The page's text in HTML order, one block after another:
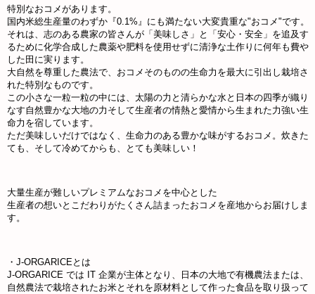
特別なおコメがあります。
国内米総生産量のわずか『0.1%』にも満たない大変貴重な"おコメ"です。
それは、志のある農家の皆さんが「美味しさ」と「安心・安全」を追及す
るために化学合成した農薬や肥料を使用せずに清浄な土作りに何年も費や
した田に実ります。
大自然を尊重した農法で、おコメそのものの生命力を最大に引出し栽培さ
れた特別なものです。
この小さな一粒一粒の中には、太陽の力と清らかな水と日本の四季が織り
なす自然豊かな大地の力そして生産者の情熱と愛情から生まれた力強い生
命力を宿しています。
ただ美味しいだけではなく、生命力のある豊かな味がするおコメ。炊きた
ても、そして冷めてからも、とても美味しい！
大量生産が難しいプレミアムなおコメを中心とした
生産者の想いとこだわりがたくさん詰まったおコメを産地からお届けしま
す。
・J-ORGARICEとは
J-ORGARICE では IT 企業が主体となり、日本の大地で有機農法または、
自然農法で栽培されたお米とそれを原材料として作った食品を取り扱って